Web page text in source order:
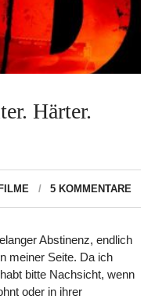
Härter.
5 KOMMENTARE
Abstinenz, endlich
meiner Seite. Da ich
bitte Nachsicht, wenn
oder in ihrer